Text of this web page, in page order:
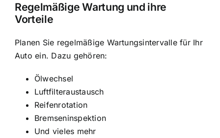
Regelmäßige Wartung und ihre
Vorteile
Planen Sie regelmäßige Wartungsintervalle für Ihr
Auto ein. Dazu gehören:
Ölwechsel
Luftfilteraustausch
Reifenrotation
Bremseninspektion
Und vieles mehr